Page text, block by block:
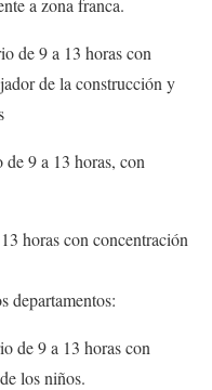
de 9 a 13 horas con
de la construcción y
9 a 13 horas, con
horas con concentración
departamentos:
de 9 a 13 horas con
los niños.